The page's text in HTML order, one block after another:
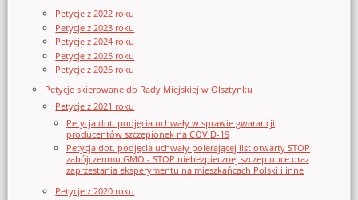
Petycje z 2022 roku
Petycje z 2023 roku
Petycje z 2024 roku
Petycje z 2025 roku
Petycje z 2026 roku
Petycje skierowane do Rady Miejskiej w Olsztynku
Petycje z 2021 roku
Petycja dot. podjęcia uchwały w sprawie gwarancji
producentów szczepionek na COVID-19
Petycja dot. podjęcia uchwały poierającej list otwarty STOP
zabójczenmu GMO - STOP niebezpiecznej szczepionce oraz
zaprzestania eksperymentu na mieszkańcach Polski i inne
Petycje z 2020 roku